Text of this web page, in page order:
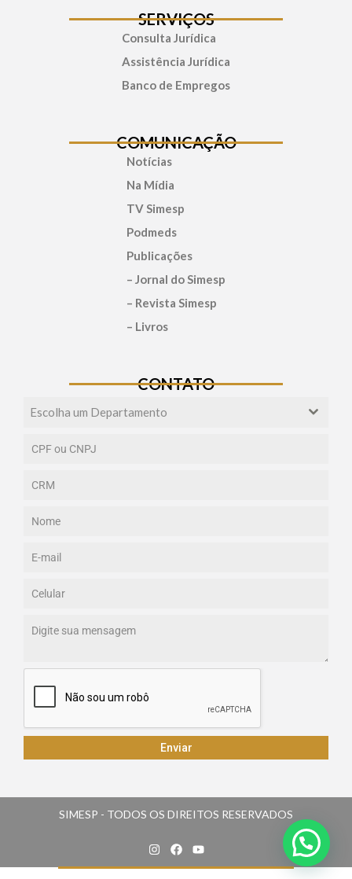
SERVIÇOS
Consulta Jurídica
Assistência Jurídica
Banco de Empregos
COMUNICAÇÃO
Notícias
Na Mídia
TV Simesp
Podmeds
Publicações
– Jornal do Simesp
– Revista Simesp
– Livros
CONTATO
Escolha um Departamento
Enviar
SIMESP - TODOS OS DIREITOS RESERVADOS